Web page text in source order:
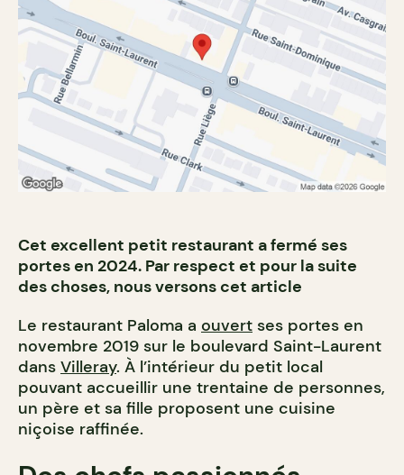
Cet excellent petit restaurant a fermé ses
portes en 2024. Par respect et pour la suite
des choses, nous versons cet article
Le restaurant Paloma a ouvert ses portes en
novembre 2019 sur le boulevard Saint-Laurent
dans Villeray. À l’intérieur du petit local
pouvant accueillir une trentaine de personnes,
un père et sa fille proposent une cuisine
niçoise raffinée.